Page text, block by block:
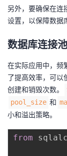
另外，要确保在连
设置，以保障数据
数据库连接
在实际应用中，频
了提高效率，可以
创建和销毁次数。
pool_size 和
小和溢出策略。
from